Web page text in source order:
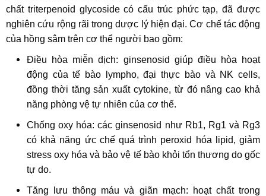
chất triterpenoid glycoside có cấu trúc phức tạp, đã được
nghiên cứu rộng rãi trong dược lý hiện đại. Cơ chế tác động
của hồng sâm trên cơ thể người bao gồm:
Điều hòa miễn dịch: ginsenosid giúp điều hòa hoạt
động của tế bào lympho, đại thực bào và NK cells,
đồng thời tăng sản xuất cytokine, từ đó nâng cao khả
năng phòng vệ tự nhiên của cơ thể.
Chống oxy hóa: các ginsenosid như Rb1, Rg1 và Rg3
có khả năng ức chế quá trình peroxid hóa lipid, giảm
stress oxy hóa và bảo vệ tế bào khỏi tổn thương do gốc
tự do.
Tăng lưu thông máu và giãn mạch: hoạt chất trong